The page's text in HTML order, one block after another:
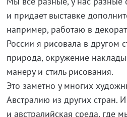
и придает выставке
например, работаю в
России я рисовала в другом
природа, окружение
манеру и стиль рисования.
Это заметно у многих
Австралию из других стран.
и австралийская среда, где